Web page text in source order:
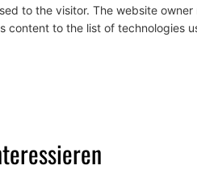
to the visitor. The website owner
content to the list of technologies